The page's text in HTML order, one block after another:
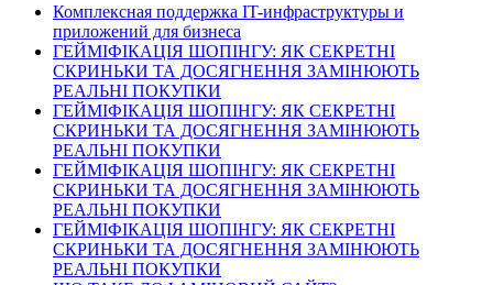
Комплексная поддержка IT-инфраструктуры и
приложений для бизнеса
ГЕЙМІФІКАЦІЯ ШОПІНГУ: ЯК СЕКРЕТНІ
СКРИНЬКИ ТА ДОСЯГНЕННЯ ЗАМІНЮЮТЬ
РЕАЛЬНІ ПОКУПКИ
ГЕЙМІФІКАЦІЯ ШОПІНГУ: ЯК СЕКРЕТНІ
СКРИНЬКИ ТА ДОСЯГНЕННЯ ЗАМІНЮЮТЬ
РЕАЛЬНІ ПОКУПКИ
ГЕЙМІФІКАЦІЯ ШОПІНГУ: ЯК СЕКРЕТНІ
СКРИНЬКИ ТА ДОСЯГНЕННЯ ЗАМІНЮЮТЬ
РЕАЛЬНІ ПОКУПКИ
ГЕЙМІФІКАЦІЯ ШОПІНГУ: ЯК СЕКРЕТНІ
СКРИНЬКИ ТА ДОСЯГНЕННЯ ЗАМІНЮЮТЬ
РЕАЛЬНІ ПОКУПКИ